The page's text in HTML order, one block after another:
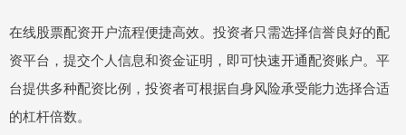
在线股票配资开户流程便捷高效。投资者只需选择信誉良好的配
资平台，提交个人信息和资金证明，即可快速开通配资账户。平
台提供多种配资比例，投资者可根据自身风险承受能力选择合适
的杠杆倍数。